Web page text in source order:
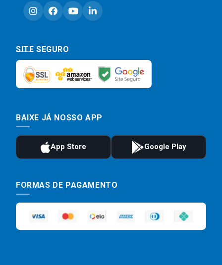
SITE SEGURO
BAIXE JÁ NOSSO APP
FORMAS DE PAGAMENTO